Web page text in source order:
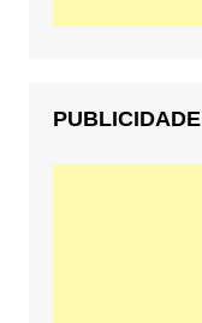
PUBLICIDADE